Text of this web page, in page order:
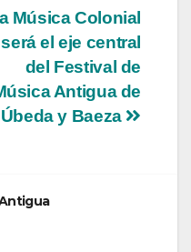
Música Colonial
será el eje central
del Festival de
Antigua de
Úbeda y Baeza